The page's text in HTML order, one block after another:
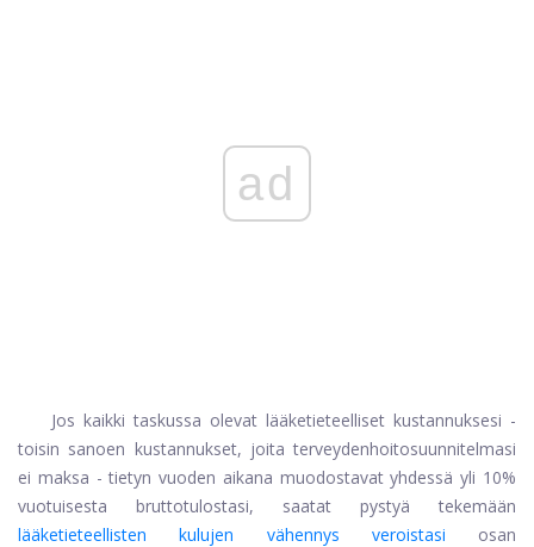
ad
Jos kaikki taskussa olevat lääketieteelliset kustannuksesi -
toisin sanoen kustannukset, joita terveydenhoitosuunnitelmasi
ei maksa - tietyn vuoden aikana muodostavat yhdessä yli 10%
vuotuisesta bruttotulostasi, saatat pystyä tekemään
lääketieteellisten kulujen vähennys veroistasi
osan